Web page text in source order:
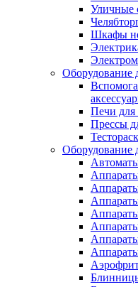
Уличные
Шкафы
Оборудование
Печи
Прессы
Оборудование